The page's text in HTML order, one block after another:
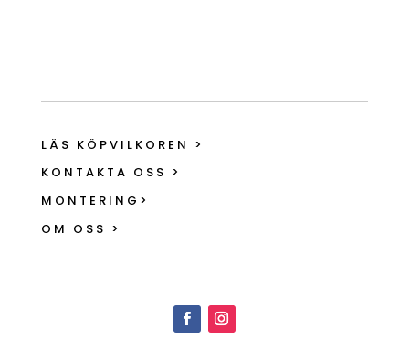
LÄS KÖPVILKOREN >
KONTAKTA OSS >
MONTERING>
OM OSS >